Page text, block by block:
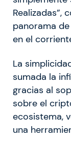
Realizadas”,
panorama
en el
La
sumada la
gracias al
sobre el
ecosistema,
una